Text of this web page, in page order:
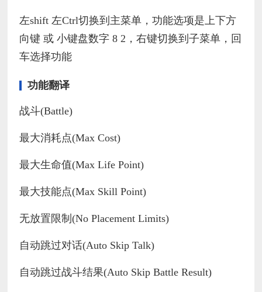
左shift 左Ctrl切换到主菜单，功能选项是上下方
向键 或 小键盘数字 8 2，右键切换到子菜单，回
车选择功能
功能翻译
战斗(Battle)
最大消耗点(Max Cost)
最大生命值(Max Life Point)
最大技能点(Max Skill Point)
无放置限制(No Placement Limits)
自动跳过对话(Auto Skip Talk)
自动跳过战斗结果(Auto Skip Battle Result)